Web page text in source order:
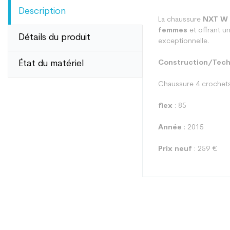
Description
Détails du produit
État du matériel
La chaussure NXT W
femmes et offrant
exceptionnelle.
Construction/
Chaussure 4
flex : 85
Année : 2015
Prix neuf : 259 €